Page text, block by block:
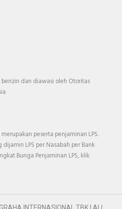
dan diawasi oleh Otoritas
peserta penjaminan LPS.
LPS per Nasabah per Bank
Bunga Penjaminan LPS, klik